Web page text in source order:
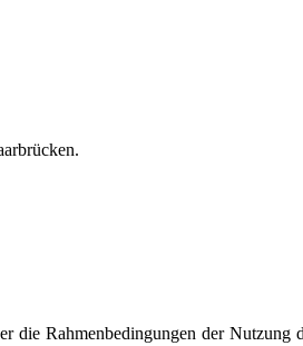
die Rahmenbedingungen der